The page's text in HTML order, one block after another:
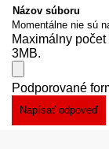
Názov súboru
Momentálne nie sú
Maximálny
3MB.
Podporované